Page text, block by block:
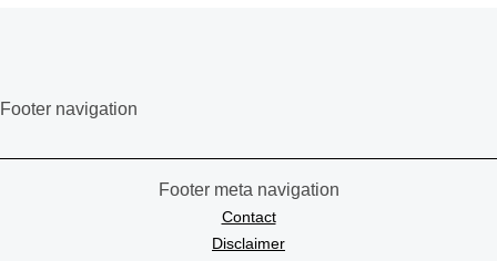
Footer navigation
Footer meta navigation
Contact
Disclaimer